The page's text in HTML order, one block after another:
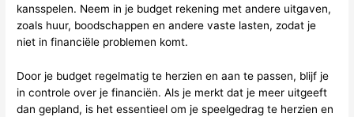
kansspelen. Neem in je budget rekening met andere uitgaven,
zoals huur, boodschappen en andere vaste lasten, zodat je
niet in financiële problemen komt.
Door je budget regelmatig te herzien en aan te passen, blijf je
in controle over je financiën. Als je merkt dat je meer uitgeeft
dan gepland, is het essentieel om je speelgedrag te herzien en